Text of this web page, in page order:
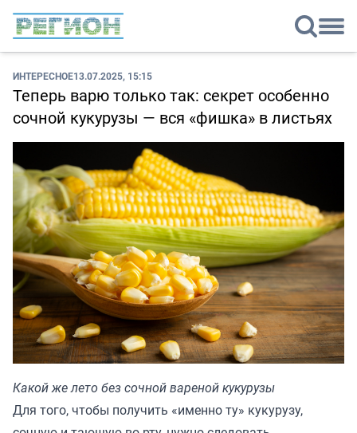
ИНТЕРЕСНОЕ13.07.2025, 15:15
Теперь варю только так: секрет особенно
сочной кукурузы — вся «фишка» в листьях
Какой же лето без сочной вареной кукурузы
Для того, чтобы получить «именно ту» кукурузу,